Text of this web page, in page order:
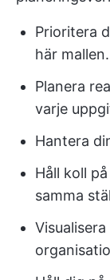
Prioritera
här mallen.
Planera
varje
Hantera
Håll koll
samma